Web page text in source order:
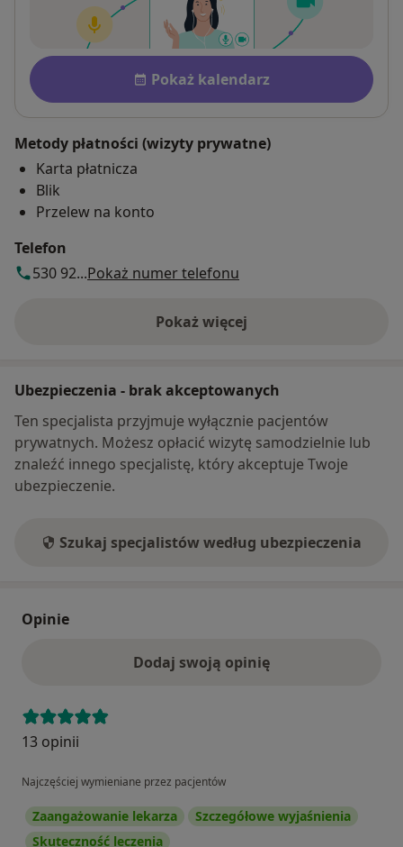
Dostępność
Pokaż kalendarz
Metody płatności (wizyty prywatne)
Karta płatnicza
Blik
Przelew na konto
Telefon
530 92...Pokaż numer telefonu
Pokaż więcej
o adresie
Ubezpieczenia - brak akceptowanych
Ten specjalista przyjmuje wyłącznie pacjentów
prywatnych. Możesz opłacić wizytę samodzielnie lub
znaleźć innego specjalistę, który akceptuje Twoje
ubezpieczenie.
Szukaj specjalistów według ubezpieczenia
Opinie
Dodaj swoją opinię
13 opinii
Najczęściej wymieniane przez pacjentów
Zaangażowanie lekarza
Szczegółowe wyjaśnienia
Skuteczność leczenia